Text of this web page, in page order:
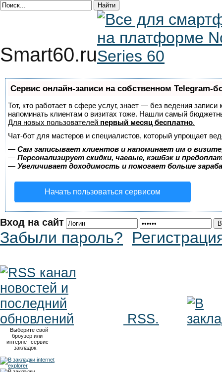
Smart60.ru
Сервис онлайн-записи на собственном Telegram-
Тот, кто работает в сфере услуг, знает — без ведения
напоминать клиентам о визитах тоже. Нашли самый
Для новых пользователей первый месяц бесплатно.
Чат-бот для мастеров и специалистов, который упрощает
— Сам записывает клиентов и напоминает им о
— Персонализирует скидки, чаевые, кэшбэк и
— Увеличивает доходимость и помогает больше
Начать пользоваться сервисом
Вход на сайт
Забыли пароль?
RSS.
Выберите свой
броузер или
интернет сервис
закладок.